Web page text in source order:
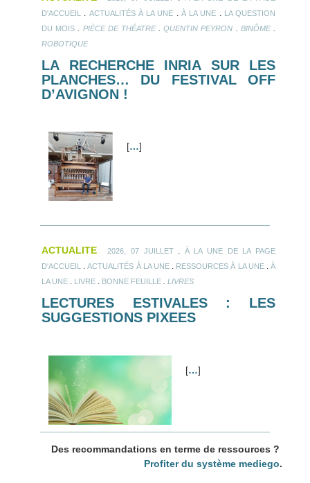
D'ACCUEIL
ACTUALITÉS À LA UNE À LA UNE
LA QUESTION
DU MOIS
PIÈCE DE THÉATRE.QUENTIN PEYRON BINÔME.
ROBOTIQUE
LA RECHERCHE INRIA SUR LES
PLANCHES… DU FESTIVAL OFF
D’AVIGNON !
[…]
ACTUALITE 2026, 07 JUILLET. À LA UNE DE LA PAGE
D'ACCUEIL
.ACTUALITÉS À LA UNE. RESSOURCES À LA UNE.À
LA UNE
LIVRE BONNE FEUILLE LIVRES
LECTURES ESTIVALES : LES
SUGGESTIONS PIXEES
[…]
Des recommandations en terme de ressources ?
Profiter du système mediego.